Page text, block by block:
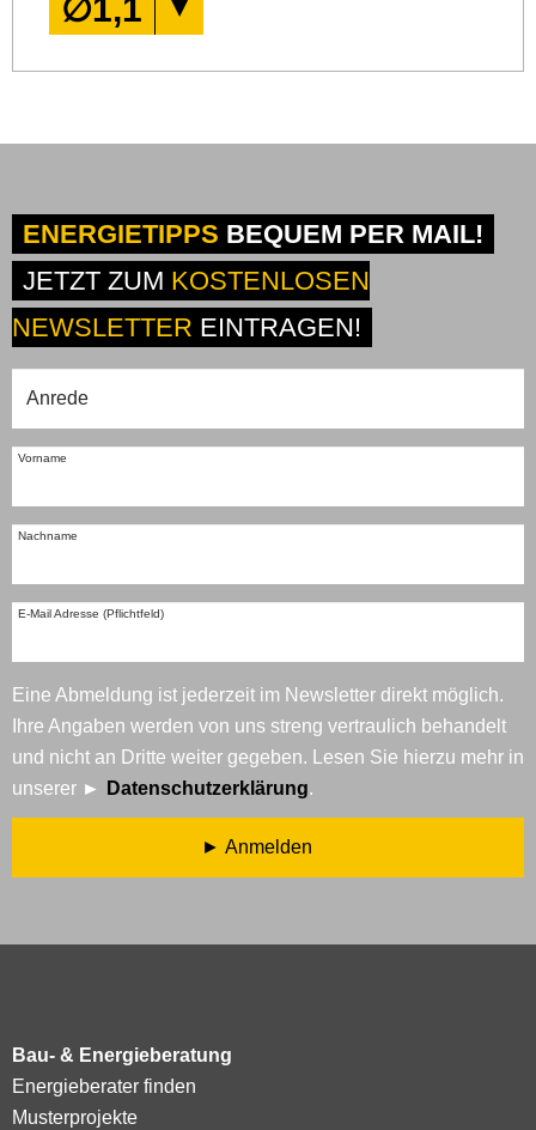
∅1,1
ENERGIETIPPS BEQUEM PER MAIL!
JETZT ZUM KOSTENLOSEN
NEWSLETTER EINTRAGEN!
Vorname
Nachname
E-Mail Adresse (Pflichtfeld)
Eine Abmeldung ist jederzeit im Newsletter direkt möglich.
Ihre Angaben werden von uns streng vertraulich behandelt
und nicht an Dritte weiter gegeben. Lesen Sie hierzu mehr in
unserer
Datenschutzerklärung.
Anmelden
Bau- & Energieberatung
Energieberater finden
Musterprojekte